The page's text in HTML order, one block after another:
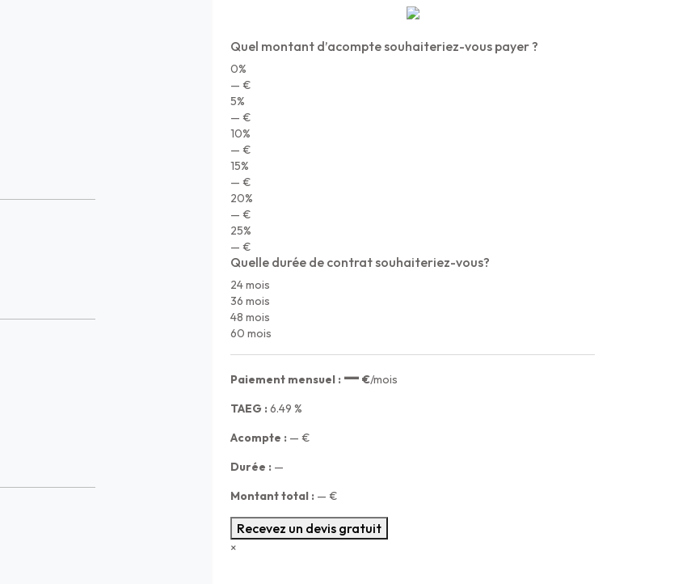
Quel montant d’acompte souhaiteriez-vous payer ?
0%
— €
5%
— €
10%
— €
15%
— €
20%
— €
25%
— €
Quelle durée de contrat souhaiteriez-vous?
24 mois
36 mois
48 mois
60 mois
Paiement mensuel : — €/mois
TAEG : 6.49 %
Acompte : — €
Durée : —
Montant total : — €
Recevez un devis gratuit
×